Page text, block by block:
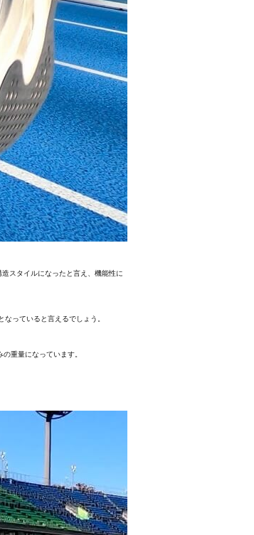
スタイルになったと言え、機能性に
っていると言えるでしょう。
重量になっています。